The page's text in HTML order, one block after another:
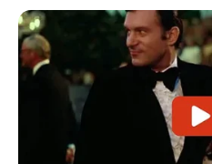
DIJUAL: Nissan
Kondisi Istimewa,
di Denpasar
DIJUAL:
Matic – Surat Bali,